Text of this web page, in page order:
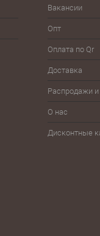
Вакансии
Опт
Оплата по Qr
Доставка
Распродажи и
О нас
Дисконтные